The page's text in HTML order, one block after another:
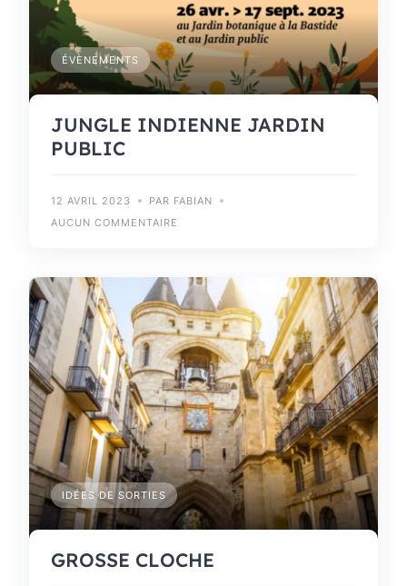
ÉVÈNEMENTS
JUNGLE INDIENNE JARDIN
PUBLIC
12 AVRIL 2023
PAR FABIAN
AUCUN COMMENTAIRE
IDÉES DE SORTIES
GROSSE CLOCHE